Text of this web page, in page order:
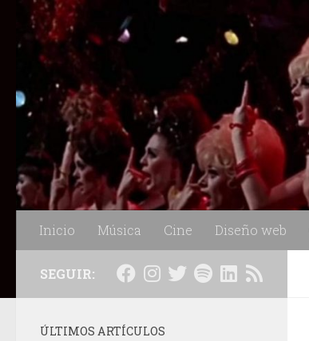
Saltar al contenido
Inicio Música Cine Diseño web
SEGUIR:
ÚLTIMOS ARTÍCULOS